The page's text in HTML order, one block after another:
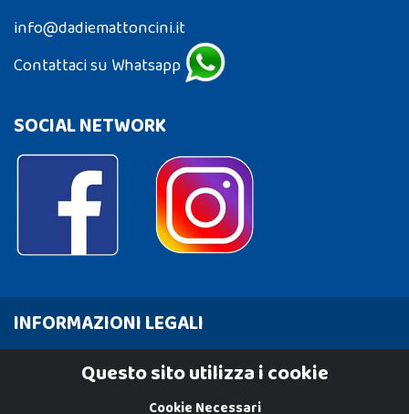
info@dadiemattoncini.it
Contattaci su Whatsapp
SOCIAL NETWORK
INFORMAZIONI LEGALI
Cookie PolicyQuesto sito utilizza i cookie
Cookie Necessari